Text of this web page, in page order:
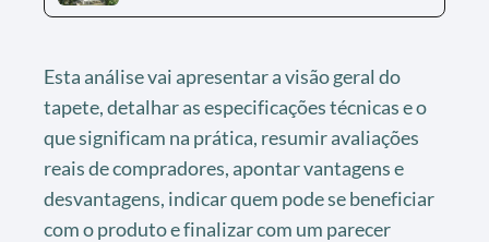
Esta análise vai apresentar a visão geral do
tapete, detalhar as especificações técnicas e o
que significam na prática, resumir avaliações
reais de compradores, apontar vantagens e
desvantagens, indicar quem pode se beneficiar
com o produto e finalizar com um parecer